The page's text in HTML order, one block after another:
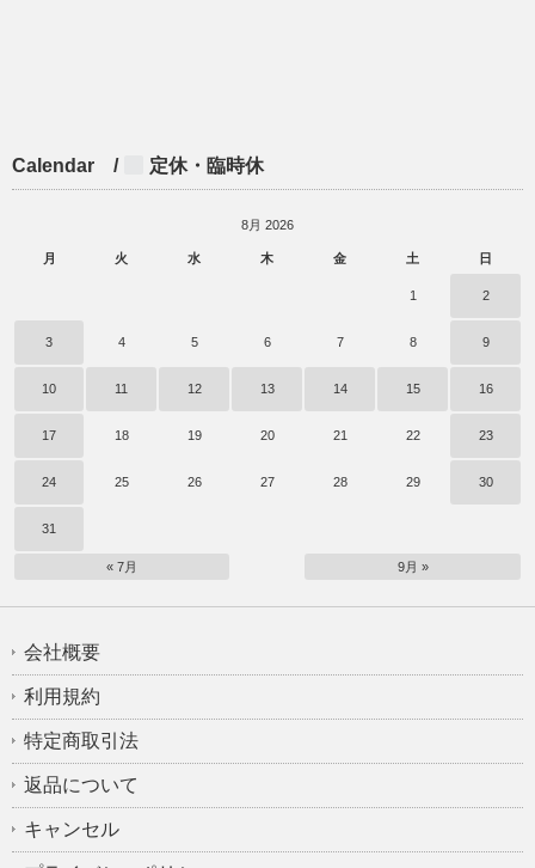
Calendar / 定休・臨時休
8月 2026
月 火 水 木 金 土 日
1 2
3 4 5 6 7 8 9
10 11 12 13 14 15 16
17 18 19 20 21 22 23
24 25 26 27 28 29 30
31
« 7月 9月 »
会社概要
利用規約
特定商取引法
返品について
キャンセル